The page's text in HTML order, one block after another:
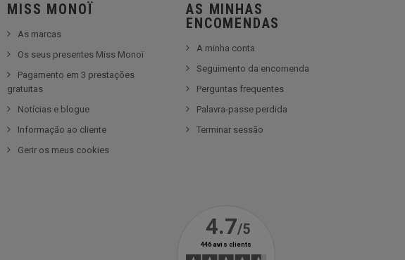
MISS MONOÏ
As marcas
Os seus presentes Miss Monoï
Pagamento em 3 prestações
gratuitas
Notícias e blogue
Informação ao cliente
Gerir os meus cookies
AS MINHAS
ENCOMENDAS
A minha conta
Seguimento da encomenda
Perguntas frequentes
Palavra-passe perdida
Terminar sessão